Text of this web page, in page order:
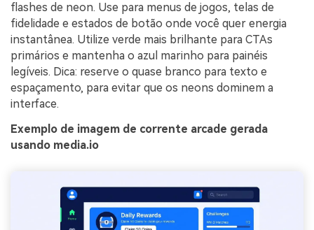
flashes de neon. Use para menus de jogos, telas de
fidelidade e estados de botão onde você quer energia
instantânea. Utilize verde mais brilhante para CTAs
primários e mantenha o azul marinho para painéis
legíveis. Dica: reserve o quase branco para texto e
espaçamento, para evitar que os neons dominem a
interface.
Exemplo de imagem de corrente arcade gerada
usando media.io